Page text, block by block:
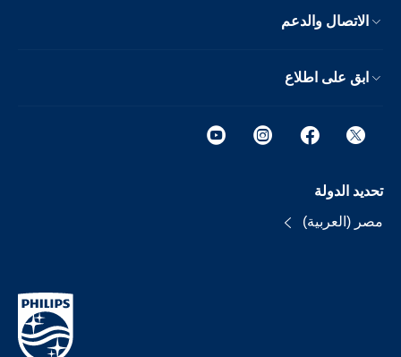
الاتصال والدعم
ابق على اطلاع
تحديد الدولة
مصر (العربية)